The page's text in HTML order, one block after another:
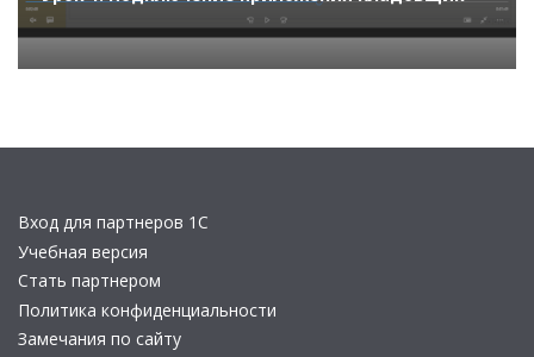
Вход для партнеров 1С
Учебная версия
Стать партнером
Политика конфиденциальности
Замечания по сайту